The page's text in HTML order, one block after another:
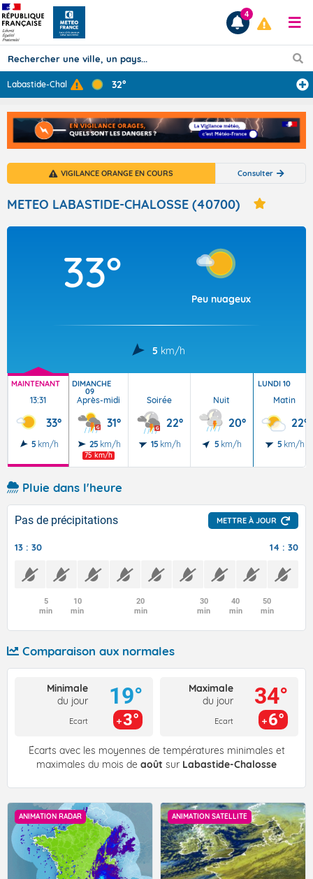
Prévisions
TOUS LES RÉSULTATS
Articles
4
Labastide-Chalo... 32°
VIGILANCE ORANGE EN COURS Consulter
METEO LABASTIDE-CHALOSSE (40700)
33°
Peu nuageux
5 km/h
MAINTENANT
13:31
33°
5 km/h
DIMANCHE
09
Après-midi
31°
25 km/h
75 km/h
Soirée
22°
15 km/h
Nuit
20°
5 km/h
LUNDI 10
Matin
22°
5 km/h
Pluie dans l'heure
Pas de précipitations METTRE À JOUR
13 : 30 14 : 30
5
min
10
min
20
min
30
min
40
min
50
min
Comparaison aux normales
Minimale
du jour
Ecart
19°
3°
Maximale
du jour
Ecart
34°
6°
Écarts avec les moyennes de températures minimales et
maximales du mois de août sur Labastide-Chalosse
ANIMATION RADAR ANIMATION SATELLITE